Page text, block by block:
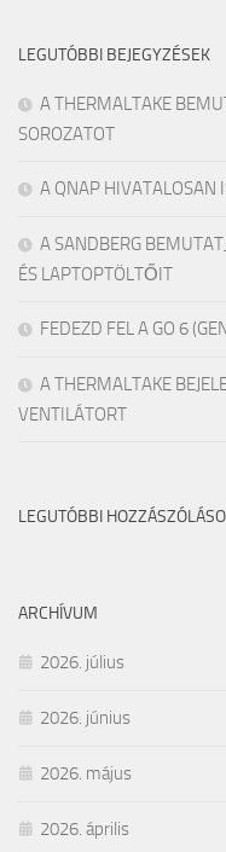
LEGUTÓBBI BEJEGYZÉSEK
A THERMALTAKE
SOROZATOT
A QNAP HIVATALOSAN
A SANDBERG
ÉS LAPTOPTÖLTŐIT
FEDEZD FEL A GO 6
A THERMALTAKE
VENTILÁTORT
LEGUTÓBBI
ARCHÍVUM
2026. július
2026. június
2026. május
2026. április